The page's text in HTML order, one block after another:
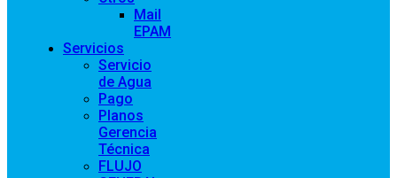
Mail
EPAM
Servicios
Servicio
de Agua
Pago
Planos
Gerencia
Técnica
FLUJO